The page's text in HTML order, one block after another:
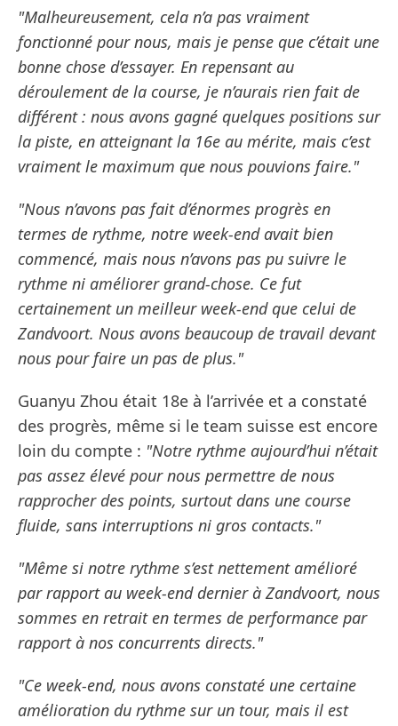
"Malheureusement, cela n’a pas vraiment
fonctionné pour nous, mais je pense que c’était une
bonne chose d’essayer. En repensant au
déroulement de la course, je n’aurais rien fait de
différent : nous avons gagné quelques positions sur
la piste, en atteignant la 16e au mérite, mais c’est
vraiment le maximum que nous pouvions faire."
"Nous n’avons pas fait d’énormes progrès en
termes de rythme, notre week-end avait bien
commencé, mais nous n’avons pas pu suivre le
rythme ni améliorer grand-chose. Ce fut
certainement un meilleur week-end que celui de
Zandvoort. Nous avons beaucoup de travail devant
nous pour faire un pas de plus."
Guanyu Zhou était 18e à l’arrivée et a constaté
des progrès, même si le team suisse est encore
loin du compte : "Notre rythme aujourd’hui n’était
pas assez élevé pour nous permettre de nous
rapprocher des points, surtout dans une course
fluide, sans interruptions ni gros contacts."
"Même si notre rythme s’est nettement amélioré
par rapport au week-end dernier à Zandvoort, nous
sommes en retrait en termes de performance par
rapport à nos concurrents directs."
"Ce week-end, nous avons constaté une certaine
amélioration du rythme sur un tour, mais il est